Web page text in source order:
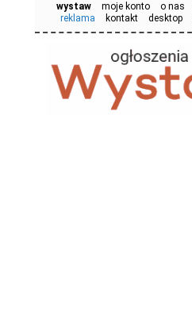
wystaw moje konto o nas
reklama
kontakt desktop